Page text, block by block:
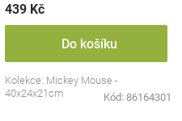
439 Kč
Do košíku
Kolekce: Mickey Mouse -
40x24x21cm
Kód: 86164301